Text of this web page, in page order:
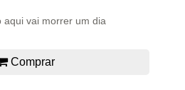
aqui vai morrer um dia
Comprar